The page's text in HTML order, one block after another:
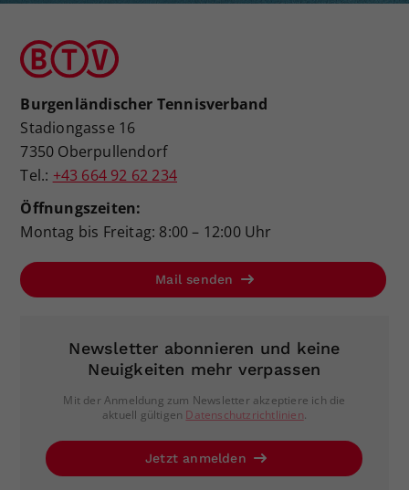
Burgenländischer Tennisverband
Stadiongasse 16
7350 Oberpullendorf
Tel.: +43 664 92 62 234
Öffnungszeiten:
Montag bis Freitag: 8:00 – 12:00 Uhr
Mail senden
Newsletter abonnieren und keine
Neuigkeiten mehr verpassen
Mit der Anmeldung zum Newsletter akzeptiere ich die
aktuell gültigen Datenschutzrichtlinien.
Jetzt anmelden